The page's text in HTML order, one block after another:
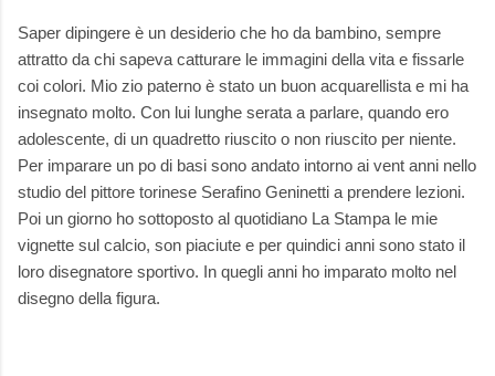
Saper dipingere è un desiderio che ho da bambino, sempre
attratto da chi sapeva catturare le immagini della vita e fissarle
coi colori. Mio zio paterno è stato un buon acquarellista e mi ha
insegnato molto. Con lui lunghe serata a parlare, quando ero
adolescente, di un quadretto riuscito o non riuscito per niente.
Per imparare un po di basi sono andato intorno ai vent anni nello
studio del pittore torinese Serafino Geninetti a prendere lezioni.
Poi un giorno ho sottoposto al quotidiano La Stampa le mie
vignette sul calcio, son piaciute e per quindici anni sono stato il
loro disegnatore sportivo. In quegli anni ho imparato molto nel
disegno della figura.